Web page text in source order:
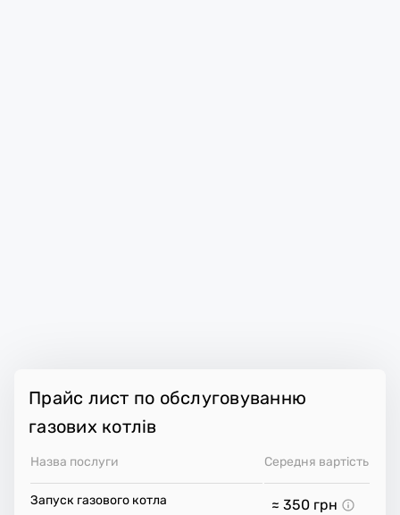
Прайс лист по обслуговуванню
газових котлів
Назва послуги Середня вартість
Запуск газового котла ≈ 350 грн